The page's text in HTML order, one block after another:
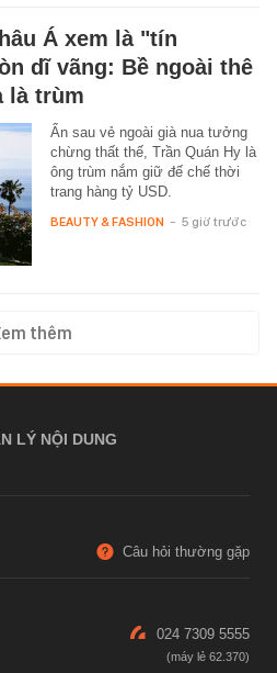
Á xem là "tín
dĩ vãng: Bề ngoài thê
là trùm
Ẩn sau vẻ ngoài già nua tưởng
chừng thất thế, Trần Quán Hy là
ông trùm nắm giữ đế chế thời
trang hàng tỷ USD.
BEAUTY & FASHION - 5 giờ trước
thêm
LÝ NỘI DUNG
Câu hỏi thường gặp
024 7309 5555